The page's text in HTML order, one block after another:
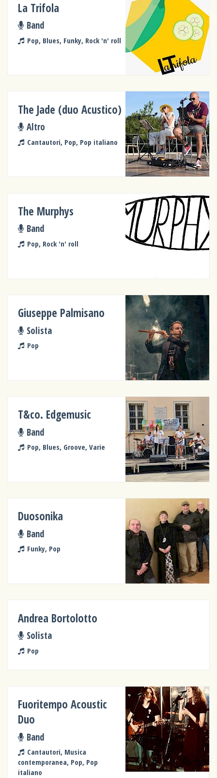
La Trifola
Band
Pop, Blues, Funky, Rock 'n' roll
The Jade (duo Acustico)
Altro
Cantautori, Pop, Pop italiano
The Murphys
Band
Pop, Rock 'n' roll
Giuseppe Palmisano
Solista
Pop
T&co. Edgemusic
Band
Pop, Blues, Groove, Varie
Duosonika
Band
Funky, Pop
Andrea Bortolotto
Solista
Pop
Fuoritempo Acoustic
Duo
Band
Cantautori, Musica
contemporanea, Pop, Pop
italiano